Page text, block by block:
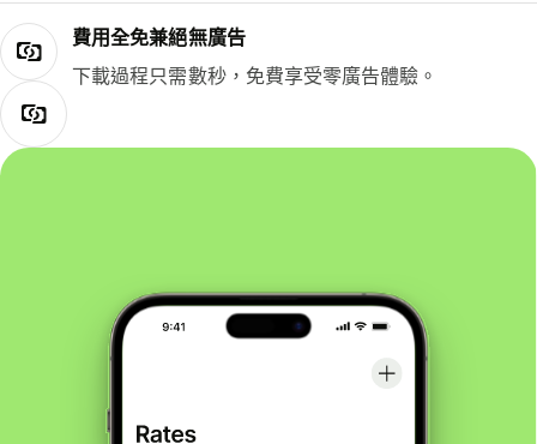
費用全免兼絕無廣告
下載過程只需數秒，免費享受零廣告體驗。